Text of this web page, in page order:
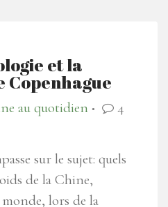
et la
Copenhague
au quotidien ● 4
sur le sujet: quels
de la Chine,
lors de la